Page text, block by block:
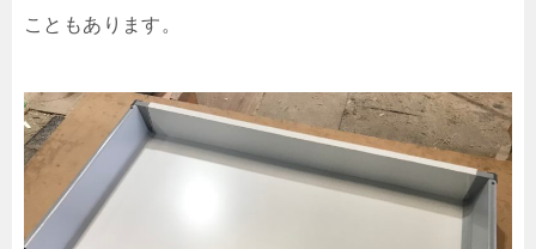
こともあります。